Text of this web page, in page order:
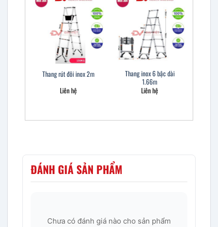
Thang rút đôi inox 2m
Liên hệ
Thang inox 6 bậc dài
1.66m
Liên hệ
ĐÁNH GIÁ SẢN PHẨM
Chưa có đánh giá nào cho sản phẩm